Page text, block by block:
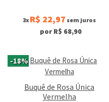
3x R$ 22,97 sem juros
por R$ 68,90
-18%
Buquê de Rosa Única
Vermelha